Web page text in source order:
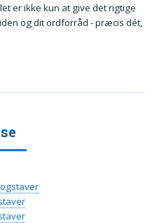
er ikke kun at give det rigtige
og dit ordforråd - præcis dét,